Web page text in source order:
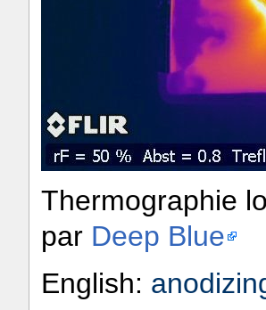
Thermographie
par Deep Blue
English: